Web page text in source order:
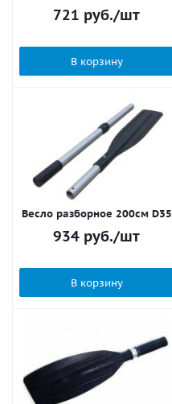
721 руб./шт
В корзину
Весло разборное 200см D35
934 руб./шт
В корзину